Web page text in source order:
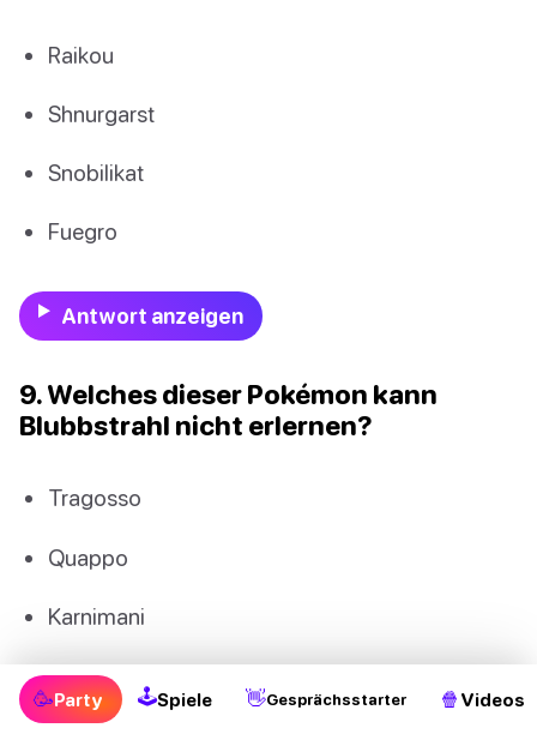
Raikou
Shnurgarst
Snobilikat
Fuegro
Antwort anzeigen
9. Welches dieser Pokémon kann
Blubbstrahl nicht erlernen?
Tragosso
Quappo
Karnimani
Kabuto
🥳Party 🕹Spiele 👋Gesprächsstarter 🍿 Videos